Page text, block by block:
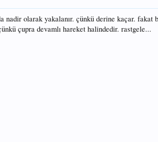
olarak yakalanır. çünkü derine kaçar. fakat
çupra devamlı hareket halindedir. rastgele...